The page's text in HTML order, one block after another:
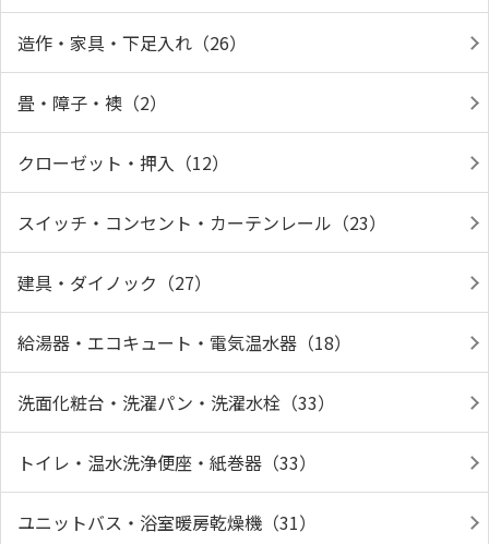
造作・家具・下足入れ（26）
畳・障子・襖（2）
クローゼット・押入（12）
スイッチ・コンセント・カーテンレール（23）
建具・ダイノック（27）
給湯器・エコキュート・電気温水器（18）
洗面化粧台・洗濯パン・洗濯水栓（33）
トイレ・温水洗浄便座・紙巻器（33）
ユニットバス・浴室暖房乾燥機（31）